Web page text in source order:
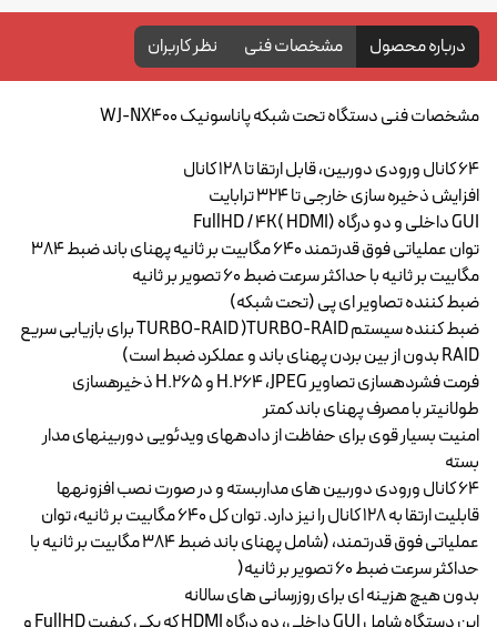
درباره محصول مشخصات فنی نظر کاربران
مشخصات فنی دستگاه تحت شبکه پاناسونیک WJ-NX400
64 کانال ورودی دوربین، قابل ارتقا تا 128 کانال
افزایش ذخیره سازی خارجی تا 324 ترابایت
GUI داخلی و دو درگاه (HDMI )FullHD / 4K
توان عملیاتی فوق قدرتمند 640 مگابیت بر ثانیه پهنای باند ضبط 384
مگابیت بر ثانیه با حداکثر سرعت ضبط 60 تصویر بر ثانیه
ضبط کننده تصاویر ای پی (تحت شبکه)
ضبط کننده سیستم TURBO-RAID )TURBO-RAID برای بازیابی سریع
RAID بدون از بین بردن پهنای باند و عملکرد ضبط است)
فرمت فشردهسازی تصاویر H.264 ،JPEG و H.265 ذخیرهسازی
طولانیتر با مصرف پهنای باند کمتر
امنیت بسیار قوی برای حفاظت از دادههای ویدئویی دوربینهای مدار
بسته
64 کانال ورودی دوربین های مداربسته و در صورت نصب افزونهها
قابلیت ارتقا به 128 کانال را نیز دارد. توان کل 640 مگابیت بر ثانیه، توان
عملیاتی فوق قدرتمند، (شامل پهنای باند ضبط 384 مگابیت بر ثانیه با
حداکثر سرعت ضبط 60 تصویر بر ثانیه(
بدون هیچ هزینه ای برای روزرسانی های سالانه